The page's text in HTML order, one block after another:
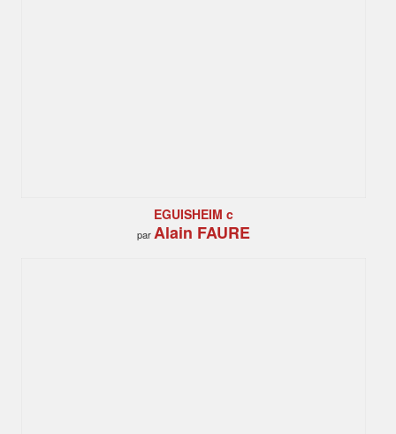
EGUISHEIM c
parAlain FAURE